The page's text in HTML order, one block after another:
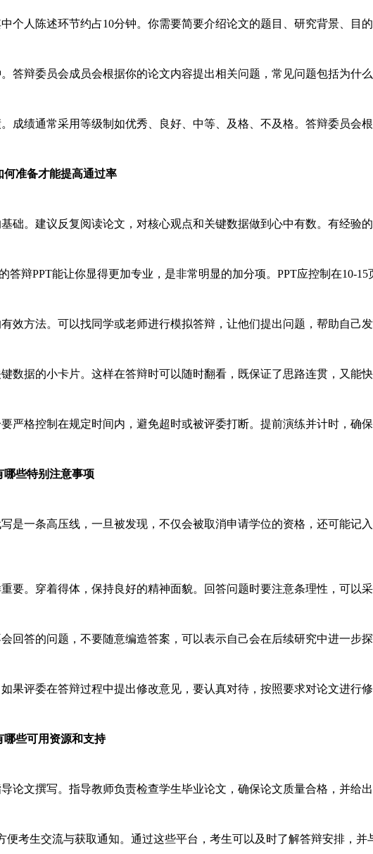
人陈述环节约占10分钟。你需要简要介绍论文的题目、研究背景、目的
辩委员会成员会根据你的论文内容提出相关问题，常见问题包括为什么
绩通常采用等级制如优秀、良好、中等、及格、不及格。答辩委员会
准备才能提高通过率
。建议反复阅读论文，对核心观点和关键数据做到心中有数。有经验的
辩PPT能让你显得更加专业，是非常明显的加分项。PPT应控制在10-15
方法。可以找同学或老师进行模拟答辩，让他们提出问题，帮助自己发
据的小卡片。这样在答辩时可以随时翻看，既保证了思路连贯，又能快
格控制在规定时间内，避免超时或被评委打断。提前演练并计时，确保
些特别注意事项
一条高压线，一旦被发现，不仅会被取消申请学位的资格，还可能记
。穿着得体，保持良好的精神面貌。回答问题时要注意条理性，可以采
答的问题，不要随意编造答案，可以表示自己会在后续研究中进一步探
评委在答辩过程中提出修改意见，要认真对待，按照要求对论文进行
些可用资源和支持
文撰写。指导教师负责检查学生毕业论文，确保论文质量合格，并给出
生交流与获取通知。通过这些平台，考生可以及时了解答辩安排，并